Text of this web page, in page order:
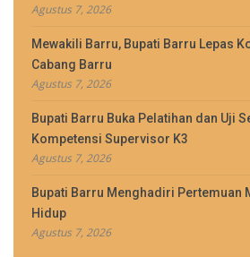
Agustus 7, 2026
Mewakili Barru, Bupati Barru Lepas
Cabang Barru
Agustus 7, 2026
Bupati Barru Buka Pelatihan dan Uji
Kompetensi Supervisor K3
Agustus 7, 2026
Bupati Barru Menghadiri Pertemuan
Hidup
Agustus 7, 2026